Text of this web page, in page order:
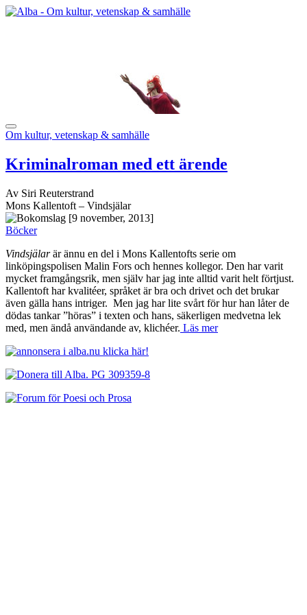
Om kultur, vetenskap & samhälle
Kriminalroman med ett ärende
Av Siri Reuterstrand
Mons Kallentoft – Vindsjälar
[9 november, 2013]
Böcker
Vindsjälarär ännu en del i Mons Kallentofts serie om
linköpingspolisen Malin Fors och hennes kollegor. Den har varit
mycket framgångsrik, men själv har jag inte alltid varit helt förtjust.
Kallentoft har kvalitéer, språket är bra och drivet och det brukar
även gälla hans intriger. Men jag har lite svårt för hur han låter de
dödas tankar ”höras” i texten och hans, säkerligen medvetna lek
med, men ändå användande av, klichéer. Läs mer